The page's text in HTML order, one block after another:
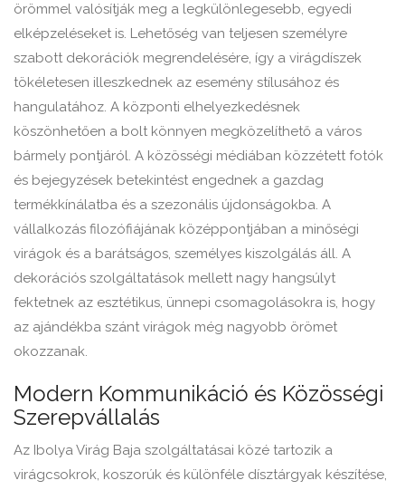
örömmel valósítják meg a legkülönlegesebb, egyedi
elképzeléseket is. Lehetőség van teljesen személyre
szabott dekorációk megrendelésére, így a virágdíszek
tökéletesen illeszkednek az esemény stílusához és
hangulatához. A központi elhelyezkedésnek
köszönhetően a bolt könnyen megközelíthető a város
bármely pontjáról. A közösségi médiában közzétett fotók
és bejegyzések betekintést engednek a gazdag
termékkínálatba és a szezonális újdonságokba. A
vállalkozás filozófiájának középpontjában a minőségi
virágok és a barátságos, személyes kiszolgálás áll. A
dekorációs szolgáltatások mellett nagy hangsúlyt
fektetnek az esztétikus, ünnepi csomagolásokra is, hogy
az ajándékba szánt virágok még nagyobb örömet
okozzanak.
Modern Kommunikáció és Közösségi
Szerepvállalás
Az Ibolya Virág Baja szolgáltatásai közé tartozik a
virágcsokrok, koszorúk és különféle dísztárgyak készítése,